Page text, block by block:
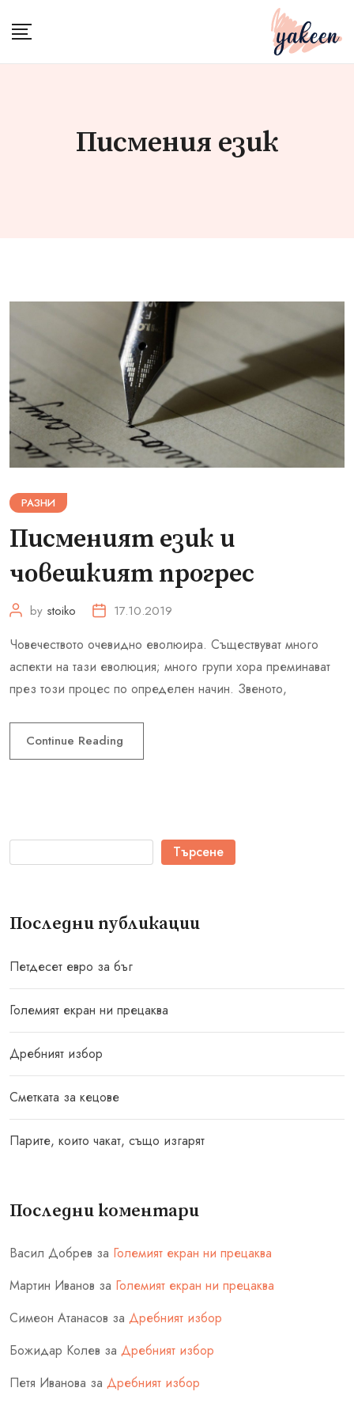
Писмения език
РАЗНИ
Писменият език и
човешкият прогрес
by stoiko 17.10.2019
Човечеството очевидно еволюира. Съществуват много
аспекти на тази еволюция; много групи хора преминават
през този процес по определен начин. Звеното,
Continue Reading
Търсене
Последни публикации
Петдесет евро за бъг
Големият екран ни прецаква
Дребният избор
Сметката за кецове
Парите, които чакат, също изгарят
Последни коментари
Васил Добрев за Големият екран ни прецаква
Мартин Иванов за Големият екран ни прецаква
Симеон Атанасов за Дребният избор
Божидар Колев за Дребният избор
Петя Иванова за Дребният избор